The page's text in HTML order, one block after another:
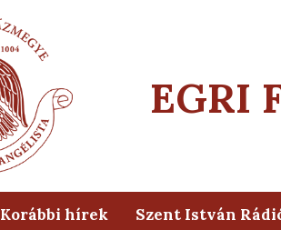
EGRI
Korábbi hírek Szent István